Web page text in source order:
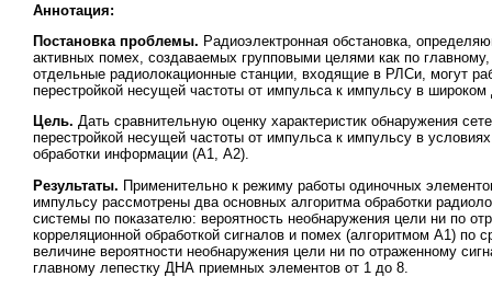
Аннотация:
Постановка проблемы. Радиоэлектронная обстановка,
активных помех, создаваемых групповыми целями как по
отдельные радиолокационные станции, входящие в РЛСи, могут
перестройкой несущей частоты от импульса к импульсу в широком
Цель. Дать сравнительную оценку характеристик обнаружения
перестройкой несущей частоты от импульса к импульсу в
обработки информации (А1, А2).
Результаты. Применительно к режиму работы одиночных
импульсу рассмотрены два основных алгоритма обработки
системы по показателю: вероятность необнаружения цели ни по
корреляционной обработкой сигналов и помех (алгоритмом А1)
величине вероятности необнаружения цели ни по отраженному
главному лепестку ДНА приемных элементов от 1 до 8.